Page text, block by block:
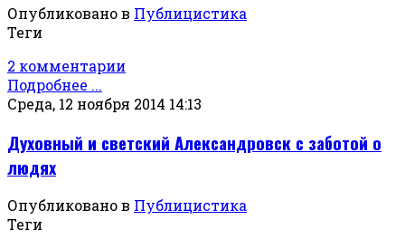
Опубликовано в Публицистика
Теги
2 комментарии
Подробнее ...
Среда, 12 ноября 2014 14:13
Духовный и светский Александровск с заботой о
людях
Опубликовано в Публицистика
Теги